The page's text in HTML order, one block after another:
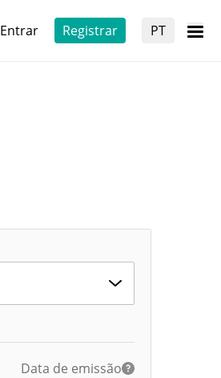
Entrar Registrar PT
Data de emissão